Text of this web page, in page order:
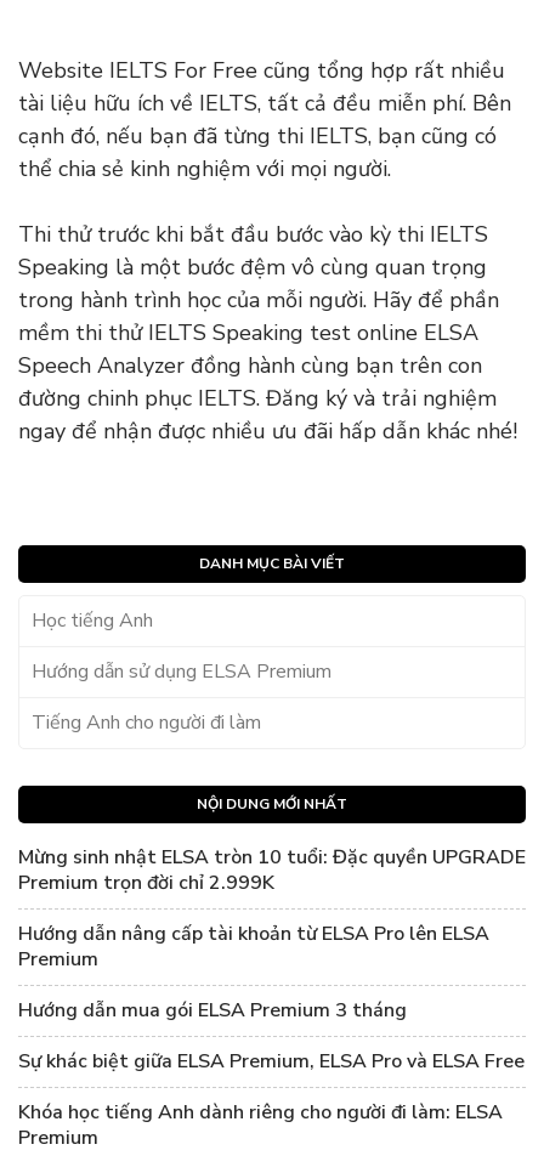
Website IELTS For Free cũng tổng hợp rất nhiều
tài liệu hữu ích về IELTS, tất cả đều miễn phí. Bên
cạnh đó, nếu bạn đã từng thi IELTS, bạn cũng có
thể chia sẻ kinh nghiệm với mọi người.
Thi thử trước khi bắt đầu bước vào kỳ thi IELTS
Speaking là một bước đệm vô cùng quan trọng
trong hành trình học của mỗi người. Hãy để phần
mềm thi thử IELTS Speaking test online ELSA
Speech Analyzer đồng hành cùng bạn trên con
đường chinh phục IELTS. Đăng ký và trải nghiệm
ngay để nhận được nhiều ưu đãi hấp dẫn khác nhé!
DANH MỤC BÀI VIẾT
Học tiếng Anh
Hướng dẫn sử dụng ELSA Premium
Tiếng Anh cho người đi làm
NỘI DUNG MỚI NHẤT
Mừng sinh nhật ELSA tròn 10 tuổi: Đặc quyền UPGRADE
Premium trọn đời chỉ 2.999K
Hướng dẫn nâng cấp tài khoản từ ELSA Pro lên ELSA
Premium
Hướng dẫn mua gói ELSA Premium 3 tháng
Sự khác biệt giữa ELSA Premium, ELSA Pro và ELSA Free
Khóa học tiếng Anh dành riêng cho người đi làm: ELSA
Premium